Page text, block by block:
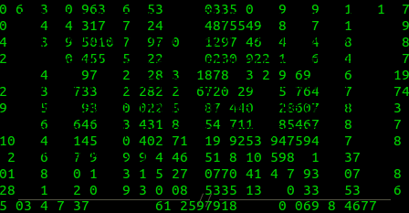
літосферна плита, на якій усе тримається, яка
задає концептуальні засади й без глибоких,
ґрунтовних знань якої говорити про успішність
впровадження SDDC марно. Кілька місяців тому
VMware випустила чергове мажорне оновлення
vSphere, і якщо ви хочете користуватися
найсвіжішою […]